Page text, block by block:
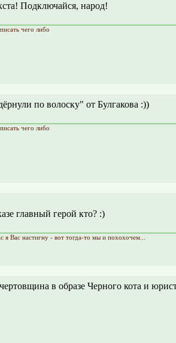
Подключайся, народ!
чего либо
по волоску" от Булгакова :))
чего либо
главный герой кто? :)
я Вас настигну - вот тогда-то мы и похохочем...
в образе Черного кота и